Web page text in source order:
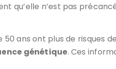
qu’elle n’est pas
50 ans ont plus de risques
génétique. Ces